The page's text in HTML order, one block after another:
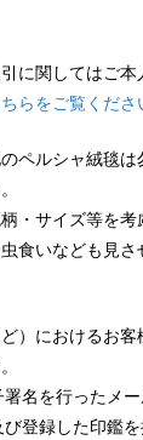
に関してはご
らをご覧くださ
ペルシャ絨毯
・サイズ等を考
食いなども見
）におけるお
名を行ったメー
び登録した印鑑